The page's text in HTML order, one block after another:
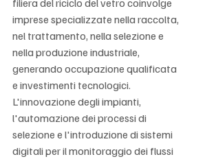
imprese specializzate nella raccolta,
nel trattamento, nella selezione e
nella produzione industriale,
generando occupazione qualificata
e investimenti tecnologici.
L'innovazione degli impianti,
l'automazione dei processi di
selezione e l'introduzione di sistemi
digitali per il monitoraggio dei flussi